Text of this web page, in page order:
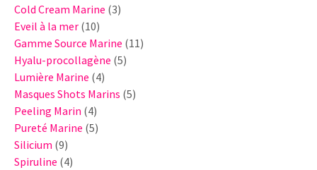
produits
Cold Cream Marine 33
Eveil à la mer 1010
produits
Gamme Source Marine 1111
Hyalu-procollagène 55
Lumière Marine 44
produits
Masques Shots Marins 55
Peeling Marin 44
produits
Pureté Marine 55
Silicium 99
produits
Spiruline 44